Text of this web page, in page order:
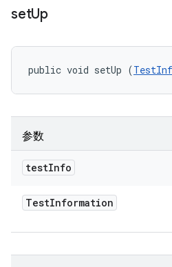
setUp
public void setUp (
参数
testInfo
TestInformation